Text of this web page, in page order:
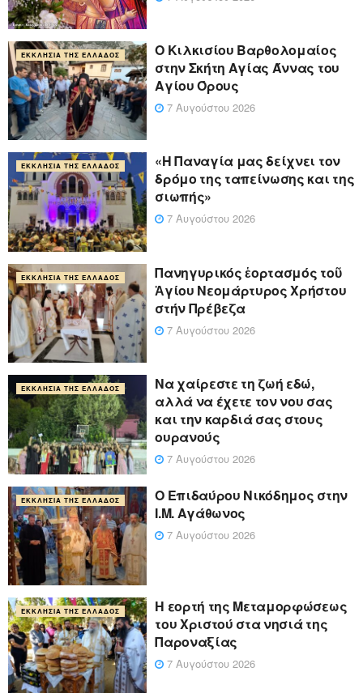
ΕΚΚΛΗΣΊΑ ΤΗΣ ΕΛΛΆΔΟΣ
Ο Κιλκισίου Βαρθολομαίος
στην Σκήτη Αγίας Άννας του
Αγίου Όρους
7 Αυγούστου 2026
ΕΚΚΛΗΣΊΑ ΤΗΣ ΕΛΛΆΔΟΣ
«Η Παναγία μας δείχνει τον
δρόμο της ταπείνωσης και της
σιωπής»
7 Αυγούστου 2026
ΕΚΚΛΗΣΊΑ ΤΗΣ ΕΛΛΆΔΟΣ
Πανηγυρικός ἑορτασμός τοῦ
Ἁγίου Νεομάρτυρος Χρήστου
στήν Πρέβεζα
7 Αυγούστου 2026
ΕΚΚΛΗΣΊΑ ΤΗΣ ΕΛΛΆΔΟΣ
Να χαίρεστε τη ζωή εδώ,
αλλά να έχετε τον νου σας
και την καρδιά σας στους
ουρανούς
7 Αυγούστου 2026
ΕΚΚΛΗΣΊΑ ΤΗΣ ΕΛΛΆΔΟΣ
Ο Επιδαύρου Νικόδημος στην
Ι.Μ. Αγάθωνος
7 Αυγούστου 2026
ΕΚΚΛΗΣΊΑ ΤΗΣ ΕΛΛΆΔΟΣ
Η εορτή της Μεταμορφώσεως
του Χριστού στα νησιά της
Παροναξίας
7 Αυγούστου 2026